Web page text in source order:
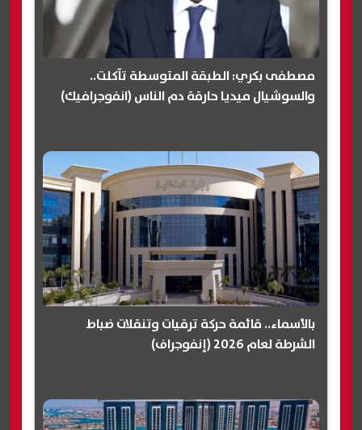
مصطفى بكري: الطبقة المتوسطة تآكلت..
والسوشيال ميديا حارقة دم الناس (انفوجرافيك)
بالأسماء.. قائمة حركة ترقيات وتنقلات ضباط
الشرطة لعام 2026 (إنفوجراف)